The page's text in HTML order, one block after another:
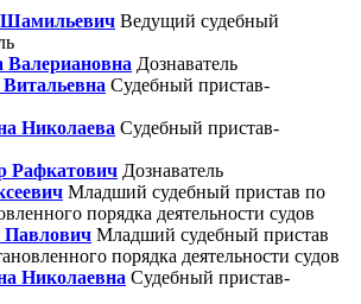
Ведущий судебный
Дознаватель
Судебный пристав-
Николаева Судебный пристав-
Рафкатович Дознаватель
Младший судебный пристав по
порядка деятельности судов
Павлович Младший судебный пристав
порядка деятельности судов
Николаевна Судебный пристав-